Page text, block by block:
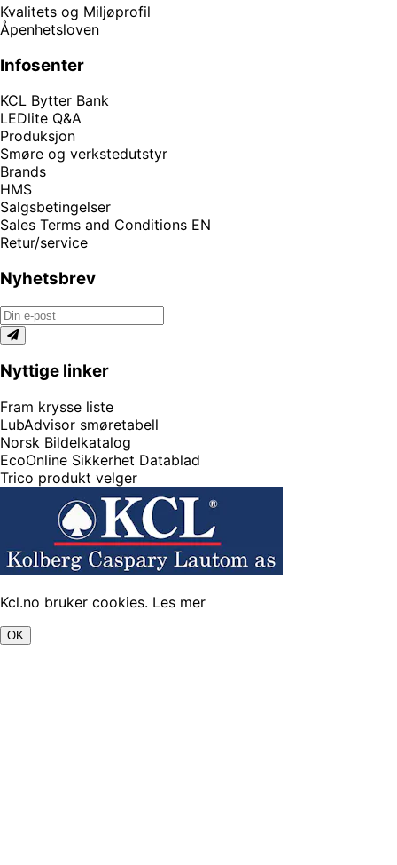
Kvalitets og Miljøprofil
Åpenhetsloven
Infosenter
KCL Bytter Bank
LEDlite Q&A
Produksjon
Smøre og verkstedutstyr
Brands
HMS
Salgsbetingelser
Sales Terms and Conditions EN
Retur/service
Nyhetsbrev
Nyttige linker
Fram krysse liste
LubAdvisor smøretabell
Norsk Bildelkatalog
EcoOnline Sikkerhet Datablad
Trico produkt velger
Kcl.no bruker cookies. Les mer
OK